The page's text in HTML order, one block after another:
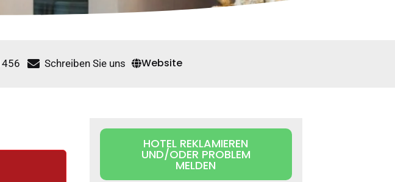
Schreiben Sie uns Website
HOTEL REKLAMIEREN
UND/ODER PROBLEM
MELDEN